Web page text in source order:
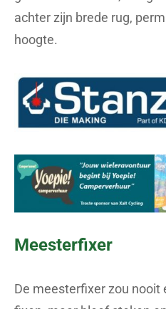
achter zijn brede rug,
hoogte.
Meesterfixer
De meesterfixer zou nooit